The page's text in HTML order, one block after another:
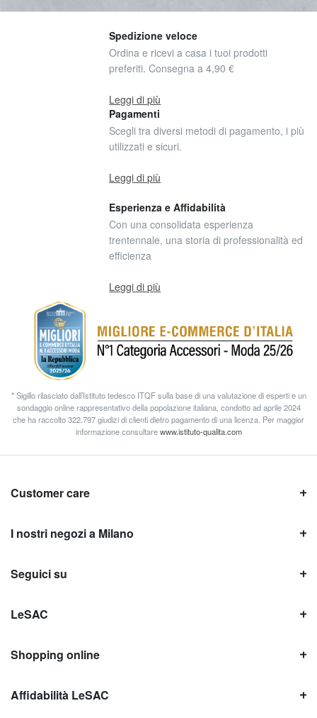
Spedizione veloce
Ordina e ricevi a casa i tuoi prodotti
preferiti. Consegna a 4,90 €
Leggi di più
Pagamenti
Scegli tra diversi metodi di pagamento, i più
utilizzati e sicuri.
Leggi di più
Esperienza e Affidabilità
Con una consolidata esperienza
trentennale, una storia di professionalità ed
efficienza
Leggi di più
* Sigillo rilasciato dall’Istituto tedesco ITQF sulla base di una valutazione di esperti e un
sondaggio online rappresentativo della popolazione italiana, condotto ad aprile 2024
che ha raccolto 322.797 giudizi di clienti dietro pagamento di una licenza. Per maggior
informazione consultarewww.istituto-qualita.com
Customer care
I nostri negozi a Milano
Seguici su
LeSAC
Shopping online
Affidabilità LeSAC